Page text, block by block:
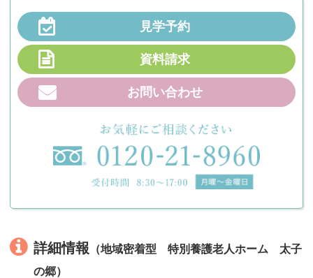
見学予約
資料請求
お問い合わせ
詳細情報 （地域密着型 特別養護老人ホーム 太子
の郷）